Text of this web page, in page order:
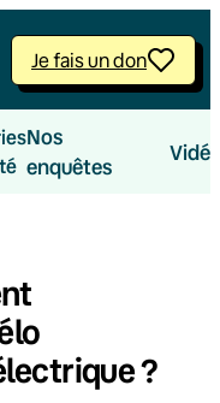
Je fais un don
Nos
enquêtes
?